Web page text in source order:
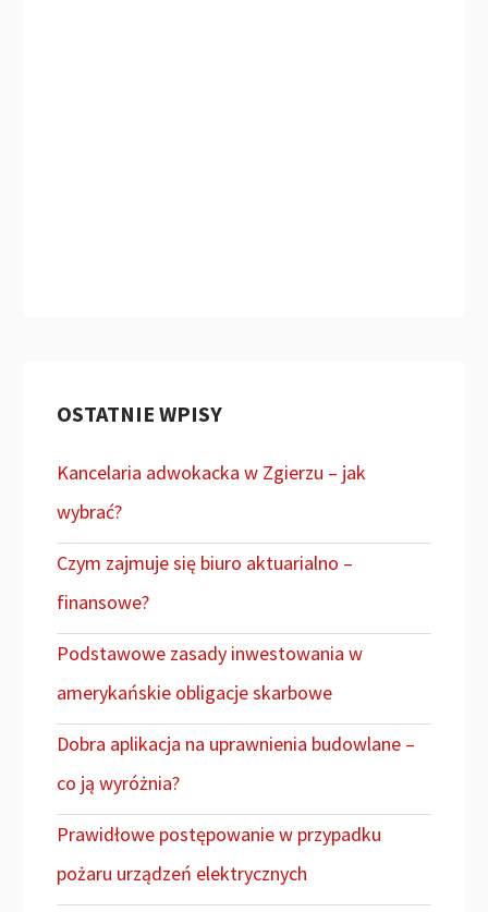
OSTATNIE WPISY
Kancelaria adwokacka w Zgierzu – jak
wybrać?
Czym zajmuje się biuro aktuarialno –
finansowe?
Podstawowe zasady inwestowania w
amerykańskie obligacje skarbowe
Dobra aplikacja na uprawnienia budowlane –
co ją wyróżnia?
Prawidłowe postępowanie w przypadku
pożaru urządzeń elektrycznych